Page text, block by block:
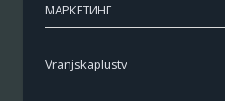
МАРКЕТИНГ
Vranjskaplustv